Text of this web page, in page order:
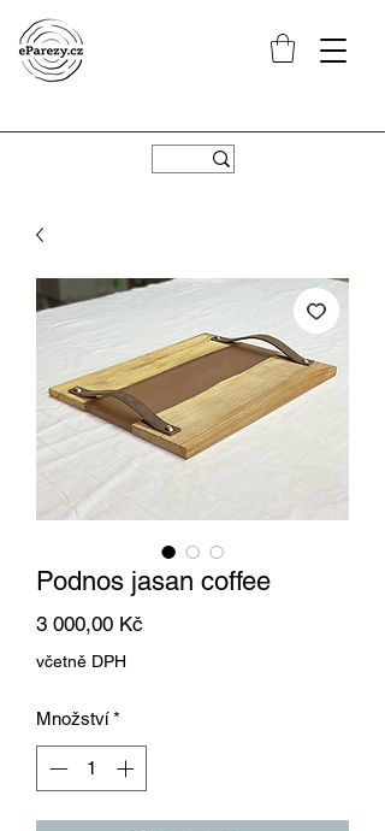
Podnos jasan coffee
3 000,00 Kč
včetně DPH
Množství *